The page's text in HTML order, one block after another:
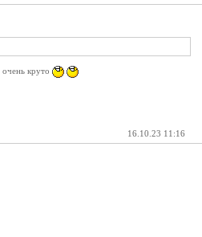
круто
16.10.23 11:16